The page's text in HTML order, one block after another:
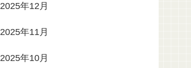
2025年12月
2025年11月
2025年10月